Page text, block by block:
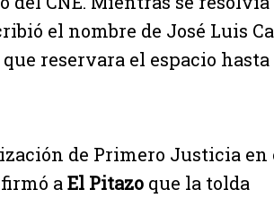
el nombre de José Luis
reservara el espacio hasta
de Primero Justicia en
aEl Pitazo que la tolda